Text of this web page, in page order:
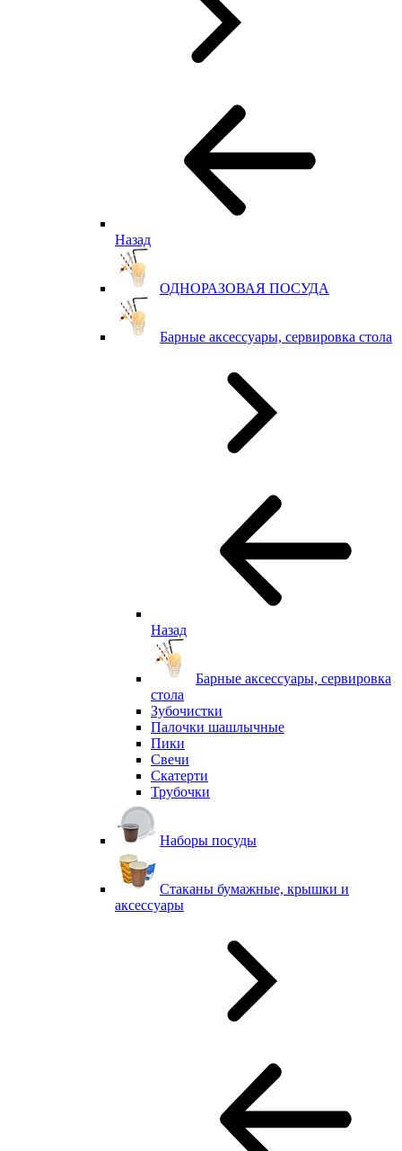
Назад
ОДНОРАЗОВАЯ ПОСУДА
Барные аксессуары, сервировка стола
Назад
Барные аксессуары, сервировка
стола
Зубочистки
Палочки шашлычные
Пики
Свечи
Скатерти
Трубочки
Наборы посуды
Стаканы бумажные, крышки и
аксессуары